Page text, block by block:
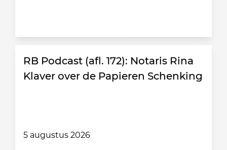
RB Podcast (afl. 172): Notaris Rina
Klaver over de Papieren Schenking
5 augustus 2026